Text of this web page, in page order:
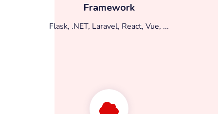
Framework
Flask, .NET, Laravel, React, Vue, ...